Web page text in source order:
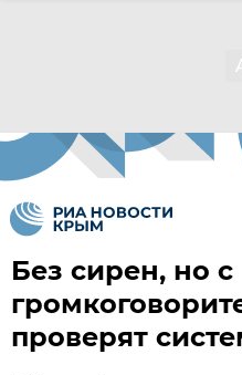
Без сирен, но с
проверят